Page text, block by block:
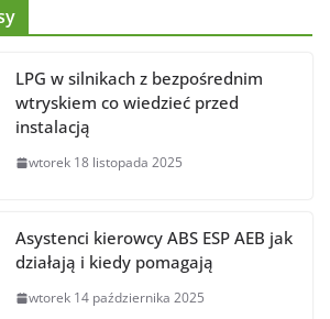
LPG w silnikach z bezpośrednim
wtryskiem co wiedzieć przed
instalacją
wtorek 18 listopada 2025
Asystenci kierowcy ABS ESP AEB jak
działają i kiedy pomagają
wtorek 14 października 2025